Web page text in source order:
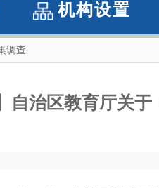
机构设置
调查
自治区教育厅关